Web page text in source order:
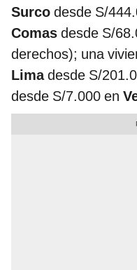
Surco desde S/
Comas desde S/
derechos); una
Limadesde S/
desde S/7.000 en